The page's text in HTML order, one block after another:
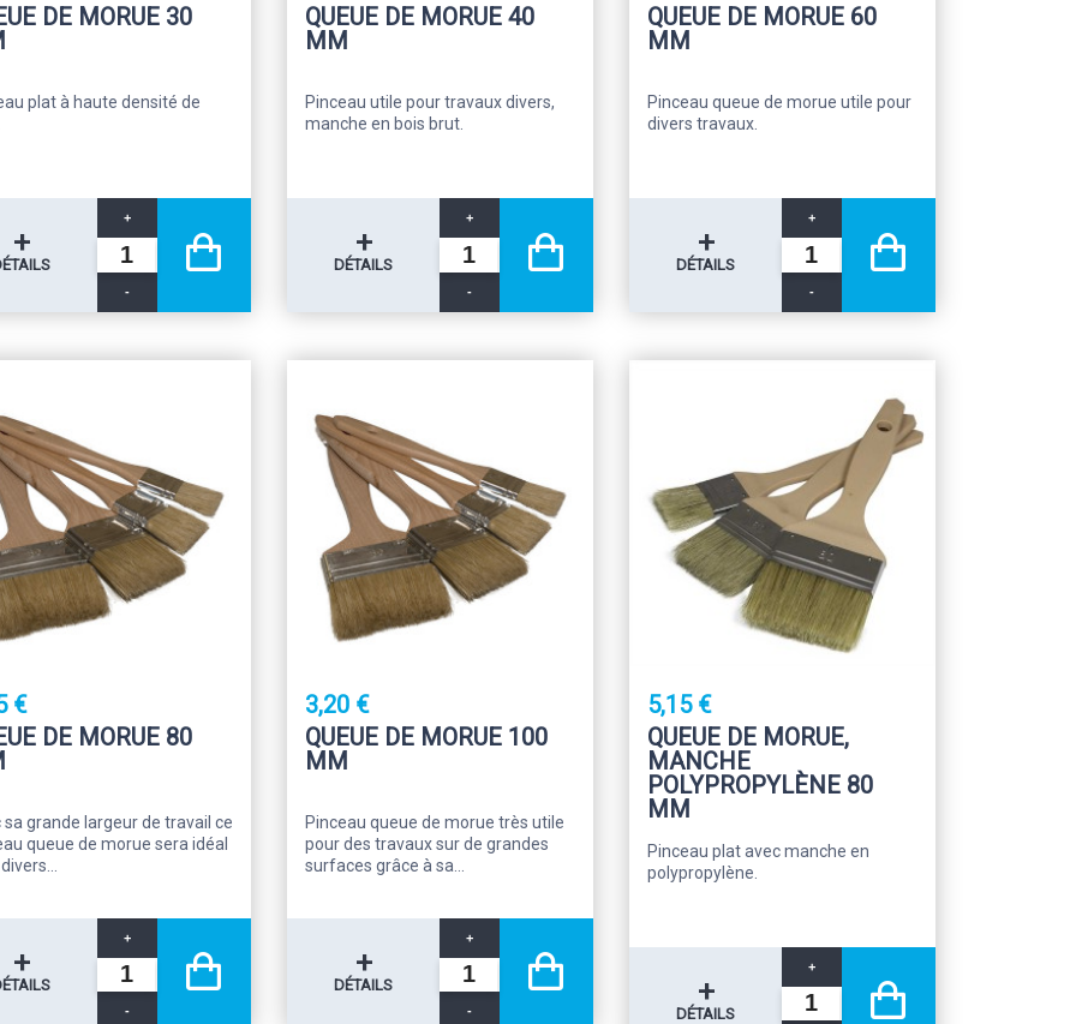
DE MORUE 30
plat à haute densité de
+
-
+
QUEUE DE MORUE 40
MM
Pinceau utile pour travaux divers,
manche en bois brut.
+
DÉTAILS
-
+
QUEUE DE MORUE 60
MM
Pinceau queue de morue utile pour
divers travaux.
+
DÉTAILS
-
+
€
DE MORUE 80
sa grande largeur de travail ce
queue de morue sera idéal
+
-
+
3,20 €
QUEUE DE MORUE 100
MM
Pinceau queue de morue très utile
pour des travaux sur de grandes
surfaces grâce à sa...
+
DÉTAILS
-
+
5,15 €
QUEUE DE MORUE,
MANCHE
POLYPROPYLÈNE 80
MM
Pinceau plat avec manche en
polypropylène.
+
DÉTAILS
+